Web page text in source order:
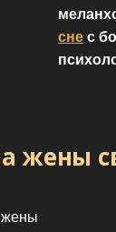
сне с
жены